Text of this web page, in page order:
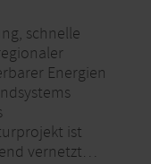
schnelle
Energien
ist
vernetzt…